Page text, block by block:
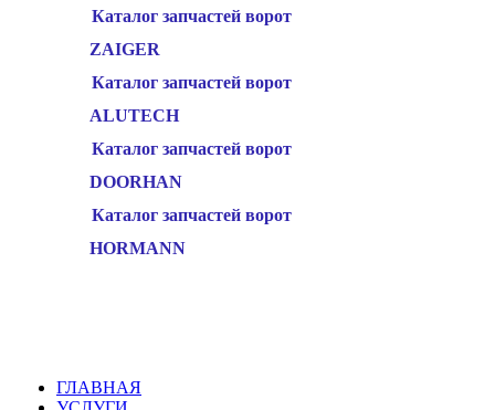
Каталог запчастей ворот
ZAIGER
Каталог запчастей ворот
ALUTECH
Каталог запчастей ворот
DOORHAN
Каталог запчастей ворот
HORMANN
ГЛАВНАЯ